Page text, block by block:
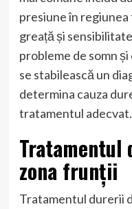
presiune în
greață și
probleme de somn
se stabilească un
determina cauza
tratamentul adecvat.
Tratamentul
zona frunții
Tratamentul durerii